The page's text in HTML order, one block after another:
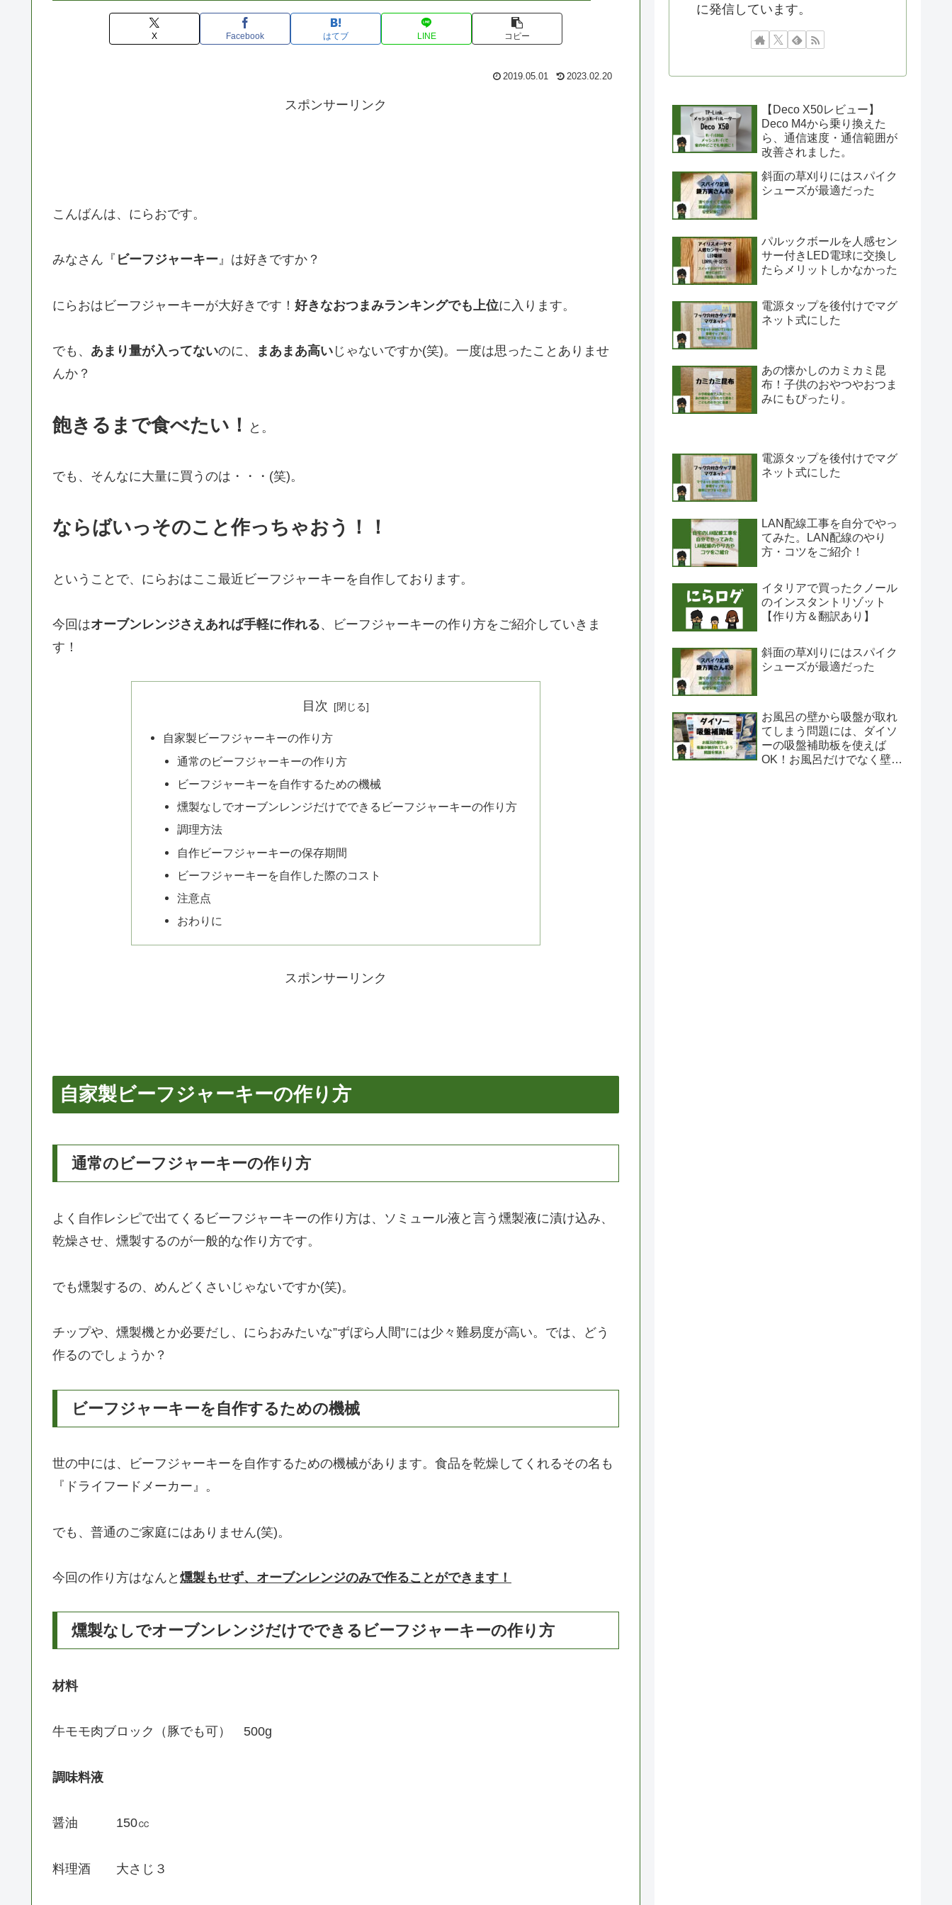
X Facebook はてブ LINE コピー
2019.05.01 2023.02.20
スポンサーリンク
こんばんは、にらおです。
みなさん『 ビーフジャーキー』は好きですか？
にらおはビーフジャーキーが大好きです！ 好きなおつまみランキングでも上位に入ります。
でも、 あまり量が入ってないのに、 まあまあ高い じゃないですか(笑)。一度は思ったことありませ
んか？
飽きるまで食べたい！ と。
でも、そんなに大量に買うのは・・・(笑)。
ならばいっそのこと作っちゃおう！！
ということで、にらおはここ最近ビーフジャーキーを自作しております。
今回はオーブンレンジさえあれば手軽に作れる、ビーフジャーキーの作り方をご紹介していきま
す！
目次
自家製ビーフジャーキーの作り方
通常のビーフジャーキーの作り方
ビーフジャーキーを自作するための機械
燻製なしでオーブンレンジだけでできるビーフジャーキーの作り方
調理方法
自作ビーフジャーキーの保存期間
ビーフジャーキーを自作した際のコスト
注意点
おわりに
スポンサーリンク
自家製ビーフジャーキーの作り方
通常のビーフジャーキーの作り方
よく自作レシピで出てくるビーフジャーキーの作り方は、ソミュール液と言う燻製液に漬け込み、
乾燥させ、燻製するのが一般的な作り方です。
でも燻製するの、めんどくさいじゃないですか(笑)。
チップや、燻製機とか必要だし、にらおみたいな”ずぼら人間”には少々難易度が高い。では、どう
作るのでしょうか？
ビーフジャーキーを自作するための機械
世の中には、ビーフジャーキーを自作するための機械があります。食品を乾燥してくれるその名も
『ドライフードメーカー』。
でも、普通のご家庭にはありません(笑)。
今回の作り方はなんと 燻製もせず、オーブンレンジのみで作ることができます！
燻製なしでオーブンレンジだけでできるビーフジャーキーの作り方
材料
牛モモ肉ブロック（豚でも可） 500g
調味料液
醤油 150㏄
料理酒 大さじ３
に発信しています。
【Deco X50レビュー】
Deco M4から乗り換えた
ら、通信速度・通信範囲が
改善されました。
斜面の草刈りにはスパイク
シューズが最適だった
パルックボールを人感セン
サー付きLED電球に交換し
たらメリットしかなかった
電源タップを後付けでマグ
ネット式にした
あの懐かしのカミカミ昆
布！子供のおやつやおつま
みにもぴったり。
電源タップを後付けでマグ
ネット式にした
LAN配線工事を自分でやっ
てみた。LAN配線のやり
方・コツをご紹介！
イタリアで買ったクノール
のインスタントリゾット
【作り方＆翻訳あり】
斜面の草刈りにはスパイク
シューズが最適だった
お風呂の壁から吸盤が取れ
てしまう問題には、ダイソ
ーの吸盤補助板を使えば
OK！お風呂だけでなく壁に